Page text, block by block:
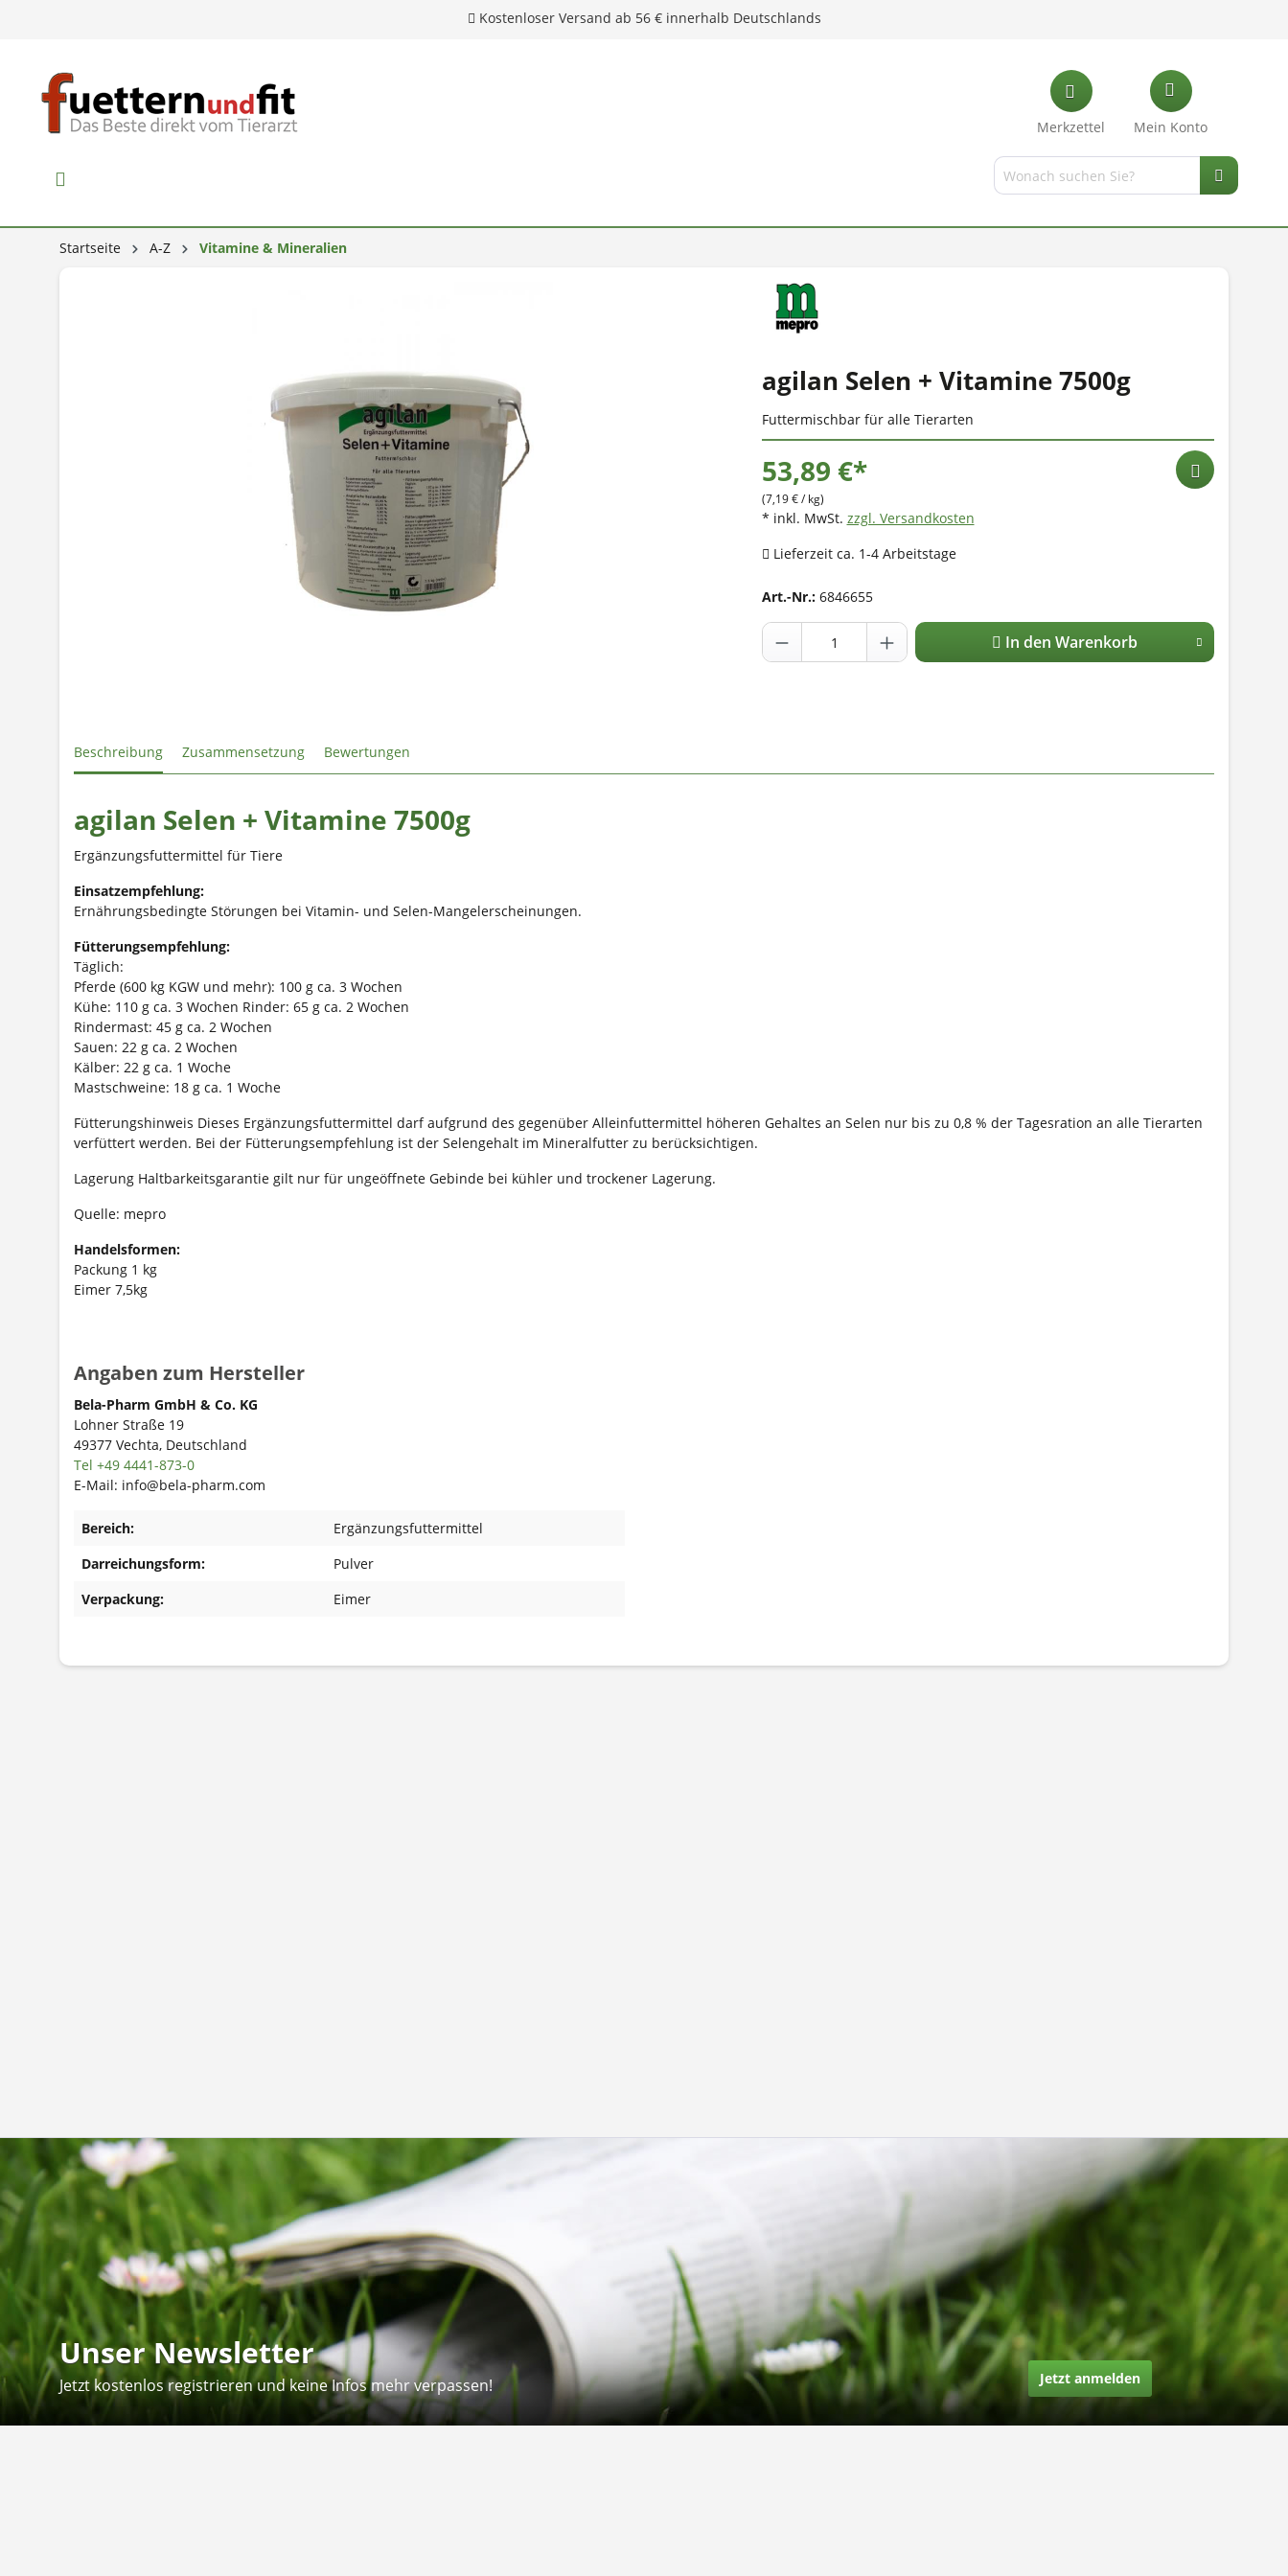
Kostenloser Versand ab 56 € innerhalb Deutschlands
Merkzettel Mein Konto
Startseite A-Z Vitamine & Mineralien
agilan Selen + Vitamine 7500g
Futtermischbar für alle Tierarten
53,89 €*
(7,19 € / kg)
* inkl. MwSt. zzgl. Versandkosten
Lieferzeit ca. 1-4 Arbeitstage
Art.-Nr.: 6846655
In den Warenkorb
Beschreibung Zusammensetzung Bewertungen
agilan Selen + Vitamine 7500g
Ergänzungsfuttermittel für Tiere
Einsatzempfehlung:
Ernährungsbedingte Störungen bei Vitamin- und Selen-Mangelerscheinungen.
Fütterungsempfehlung:
Täglich:
Pferde (600 kg KGW und mehr): 100 g ca. 3 Wochen
Kühe: 110 g ca. 3 Wochen Rinder: 65 g ca. 2 Wochen
Rindermast: 45 g ca. 2 Wochen
Sauen: 22 g ca. 2 Wochen
Kälber: 22 g ca. 1 Woche
Mastschweine: 18 g ca. 1 Woche
Fütterungshinweis Dieses Ergänzungsfuttermittel darf aufgrund des gegenüber Alleinfuttermittel höheren Gehaltes an Selen nur bis zu 0,8 % der Tagesration an alle Tierarten
verfüttert werden. Bei der Fütterungsempfehlung ist der Selengehalt im Mineralfutter zu berücksichtigen.
Lagerung Haltbarkeitsgarantie gilt nur für ungeöffnete Gebinde bei kühler und trockener Lagerung.
Quelle: mepro
Handelsformen:
Packung 1 kg
Eimer 7,5kg
Angaben zum Hersteller
Bela-Pharm GmbH & Co. KG
Lohner Straße 19
49377 Vechta, Deutschland
Tel +49 4441-873-0
E-Mail: info@bela-pharm.com
Bereich:
Ergänzungsfuttermittel
Darreichungsform:
Pulver
Verpackung:
Eimer
Unser Newsletter
Jetzt kostenlos registrieren und keine Infos mehr verpassen! Jetzt anmelden